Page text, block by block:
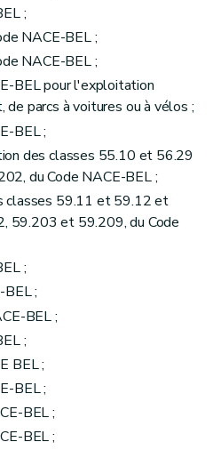
;
NACE-BEL ;
NACE-BEL ;
BEL pour l'exploitation
parcs à voitures ou à vélos ;
BEL ;
des classes 55.10 et 56.29
du Code NACE-BEL ;
classes 59.11 et 59.12 et
59.203 et 59.209, du Code
;
;
BEL ;
;
BEL ;
BEL ;
BEL ;
BEL ;